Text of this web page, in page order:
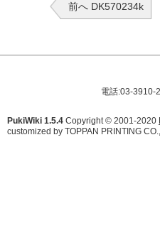
前へ DK570234k
電話:03-3910-
PukiWiki 1.5.4 Copyright © 2001-2020
customized by TOPPAN PRINTING